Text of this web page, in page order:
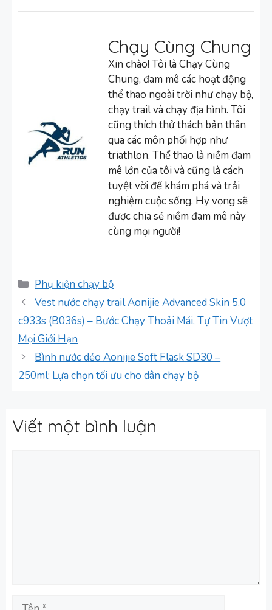
Chạy Cùng Chung
Xin chào! Tôi là Chạy Cùng
Chung, đam mê các hoạt động
thể thao ngoài trời như chạy bộ,
chạy trail và chạy địa hình. Tôi
cũng thích thử thách bản thân
qua các môn phối hợp như
triathlon. Thể thao là niềm đam
mê lớn của tôi và cũng là cách
tuyệt vời để khám phá và trải
nghiệm cuộc sống. Hy vọng sẽ
được chia sẻ niềm đam mê này
cùng mọi người!
Danh
mục
Phụ kiện chạy bộ
Vest nước chạy trail Aonijie Advanced Skin 5.0
c933s (B036s) – Bước Chạy Thoải Mái, Tự Tin Vượt
Mọi Giới Hạn
Bình nước dẻo Aonijie Soft Flask SD30 –
250ml: Lựa chọn tối ưu cho dân chạy bộ
Viết một bình luận
Tên